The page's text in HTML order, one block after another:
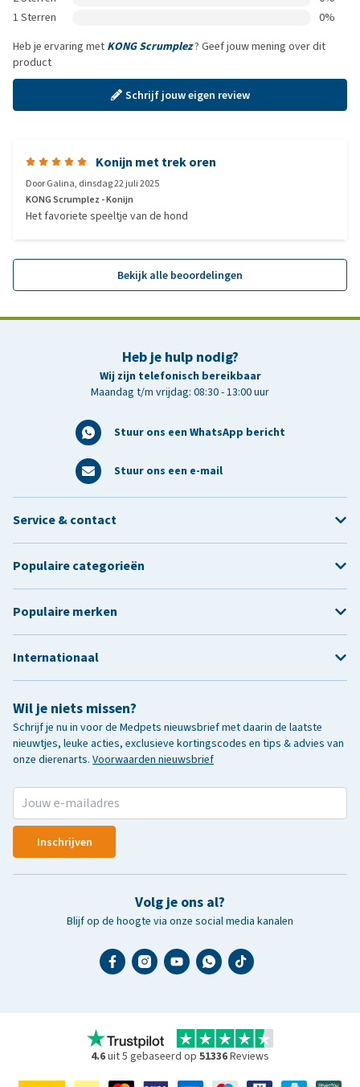
1 Sterren
0%
Heb je ervaring met KONG Scrumplez? Geef jouw mening over dit
product
Schrijf jouw eigen review
Konijn met trek oren
DoorGalina, dinsdag 22 juli 2025
KONG Scrumplez - Konijn
Het favoriete speeltje van de hond
Bekijk alle beoordelingen
Heb je hulp nodig?
Wij zijn telefonisch bereikbaar
Maandag t/m vrijdag: 08:30 - 13:00 uur
Stuur ons een WhatsApp bericht
Stuur ons een e-mail
Wil je niets missen?
Schrijf je nu in voor de Medpets nieuwsbrief met daarin de laatste
nieuwtjes, leuke acties, exclusieve kortingscodes en tips & advies van
onze dierenarts. Voorwaarden nieuwsbrief
Inschrijven
Volg je ons al?
Blijf op de hoogte via onze social media kanalen
Service & contact
Populaire categorieën
Populaire merken
Internationaal
4.6uit 5 gebaseerd op 51336Reviews